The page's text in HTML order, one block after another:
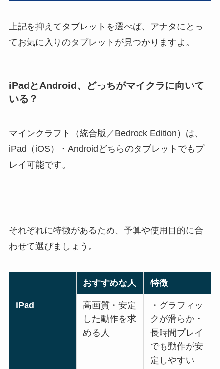
上記を抑えてタブレットを選べば、アナタにとっ
てお気に入りのタブレットが見つかりますよ。
iPadとAndroid、どっちがマイクラに向いて
いる？
マインクラフト（統合版／Bedrock Edition）は、
iPad（iOS）・Androidどちらのタブレットでもプ
レイ可能です。
それぞれに特徴があるため、予算や使用目的に合
わせて選びましょう。
おすすめな人 特徴
iPad
高画質・安定
した動作を求
める人
・グラフィッ
クが滑らか・
長時間プレイ
でも動作が安
定しやすい